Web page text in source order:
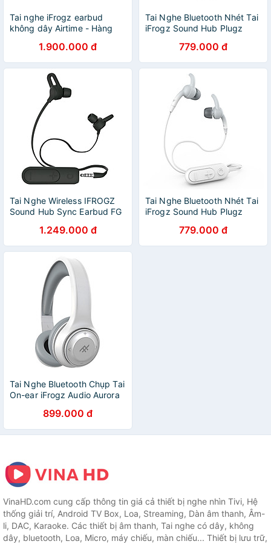
Tai nghe iFrogz earbud
không dây Airtime - Hàng
1.900.000 đ
Tai Nghe Bluetooth Nhét Tai
iFrogz Sound Hub Plugz
779.000 đ
Tai Nghe Wireless IFROGZ
Sound Hub Sync Earbud FG
1.249.000 đ
Tai Nghe Bluetooth Nhét Tai
iFrogz Sound Hub Plugz
779.000 đ
Tai Nghe Bluetooth Chụp Tai
On-ear iFrogz Audio Aurora
899.000 đ
VinaHD.com cung cấp thông tin giá cả thiết bị nghe nhìn Tivi, Hệ
thống giải trí, Android TV Box, Loa, Streaming, Dàn âm thanh, Âm-
li, DAC, Karaoke. Các thiết bị âm thanh, Tai nghe có dây, không
dây, bluetooth, Loa, Micro, máy chiếu, màn chiếu... Thiết bị lưu trữ,